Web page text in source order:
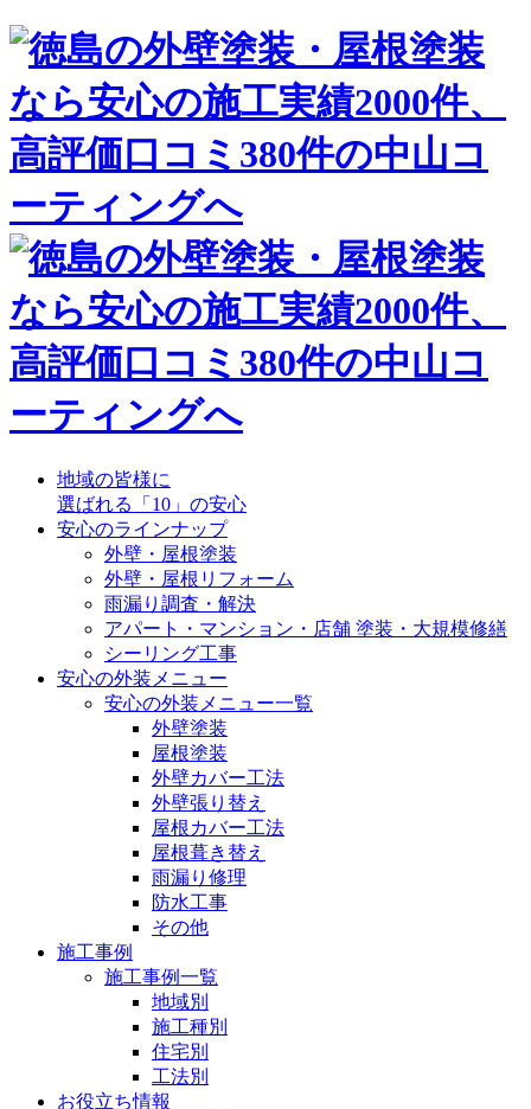
地域の皆様に
選ばれる「10」の安心
安心のラインナップ
外壁・屋根塗装
外壁・屋根リフォーム
雨漏り調査・解決
アパート・マンション・店舗 塗装・大規模修繕
シーリング工事
安心の外装メニュー
安心の外装メニュー一覧
外壁塗装
屋根塗装
外壁カバー工法
外壁張り替え
屋根カバー工法
屋根葺き替え
雨漏り修理
防水工事
その他
施工事例
施工事例一覧
地域別
施工種別
住宅別
工法別
お役立ち情報